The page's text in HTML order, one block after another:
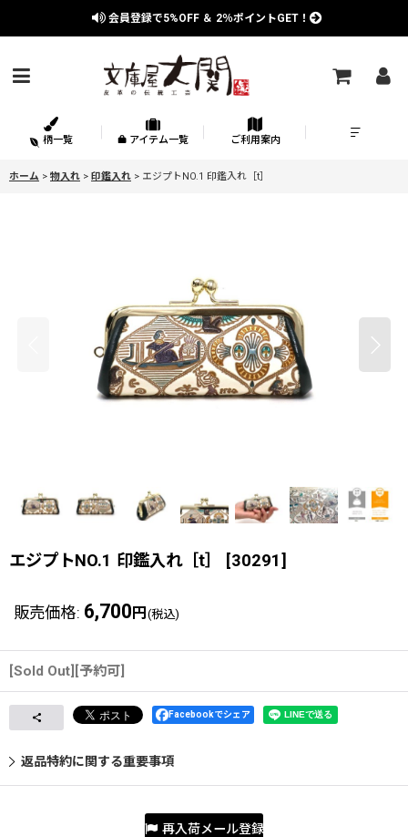
会員登録で5%OFF ＆ 2％ポイントGET！
柄一覧 アイテム一覧 ご利用案内
ホーム > 物入れ > 印鑑入れ > エジプトNO.1 印鑑入れ［t］
エジプトNO.1 印鑑入れ［t］ [30291]
販売価格: 6,700 円 (税込)
[Sold Out][予約可]
Facebookでシェア
返品特約に関する重要事項
再入荷メール登録